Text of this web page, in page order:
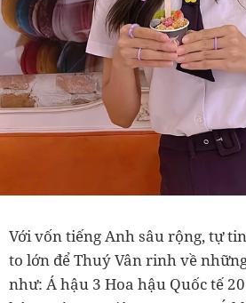
Với vốn tiếng Anh sâu rộng, tự
to lớn để Thuý Vân rinh về
như: Á hậu 3 Hoa hậu Quốc tế